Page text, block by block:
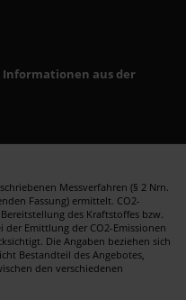
Informationen aus der
Messverfahren (§ 2 Nrn.
Fassung) ermittelt. CO2-
des Kraftstoffes bzw.
Emittlung der CO2-Emissionen
Die Angaben beziehen sich
Bestandteil des Angebotes,
den verschiedenen